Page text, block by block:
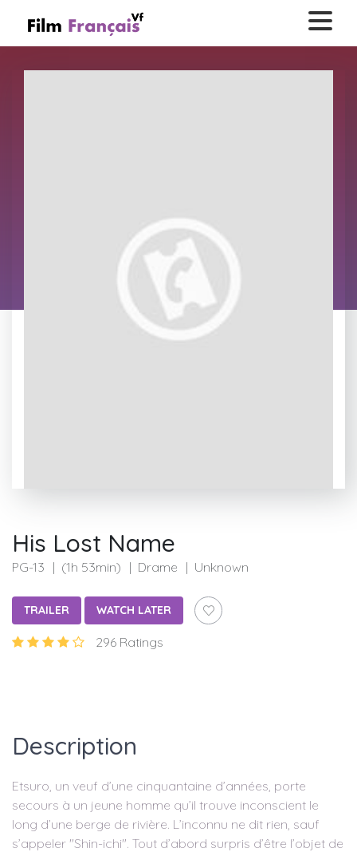
His Lost Name
PG-13 (1h 53min) Drame Unknown
TRAILER WATCH LATER
296 Ratings
Description
Etsuro, un veuf d’une cinquantaine d’années, porte
secours à un jeune homme qu’il trouve inconscient le
long d’une berge de rivière. L’inconnu ne dit rien, sauf
s’appeler "Shin-ichi". Tout d’abord surpris d’être l’objet de